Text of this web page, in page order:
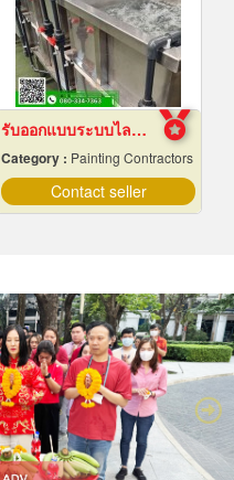
รับออกแบบระบบไลน์ชุบชิ้นงานอุตสาหกรรม
Category : Painting Contractors
Contact seller